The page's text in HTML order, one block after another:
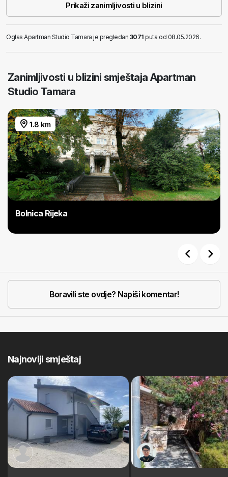
Prikaži zanimljivosti u blizini
Oglas Apartman Studio Tamara je pregledan 3071 puta od 08.05.2026.
Zanimljivosti u blizini smještaja Apartman
Studio Tamara
1.8 km
Bolnica Rijeka
Boravili ste ovdje? Napiši komentar!
Najnoviji smještaj